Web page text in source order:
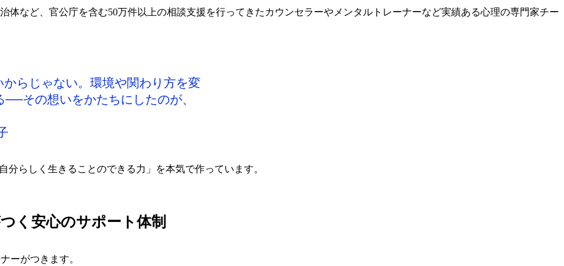
体など、官公庁を含む50万件以上の相談支援を行ってきたカウンセラーやメンタルトレーナーなど実績ある心理の専門家チー
からじゃない。環境や関わり方を変
その想いをかたちにしたのが、
らしく生きることのできる力」を本気で作っています。
く安心のサポート体制
ーがつきます。